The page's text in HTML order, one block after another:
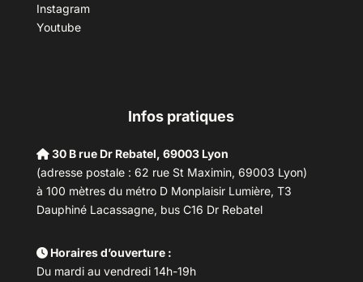
Instagram
Youtube
Infos pratiques
30 B rue Dr Rebatel, 69003 Lyon
(adresse postale : 62 rue St Maximin, 69003 Lyon)
à 100 mètres du métro D Monplaisir Lumière, T3
Dauphiné Lacassagne, bus C16 Dr Rebatel
Horaires d’ouverture :
Du mardi au vendredi 14h-19h